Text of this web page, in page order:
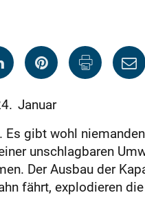
Januar
gibt wohl
unschlagbaren
Der Ausbau der
fährt, explodieren